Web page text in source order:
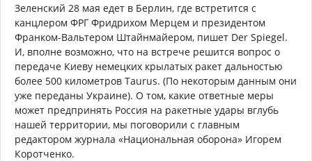
Зеленский 28 мая едет в Берлин, где встретится с
канцлером ФРГ Фридрихом Мерцем и президентом
Франком-Вальтером Штайнмайером, пишет Der Spiegel.
И, вполне возможно, что на встрече решится вопрос о
передаче Киеву немецких крылатых ракет дальностью
более 500 километров Taurus. (По некоторым данным они
уже переданы Украине). О том, какие ответные меры
может предпринять Россия на ракетные удары вглубь
нашей территории, мы поговорили с главным
редактором журнала «Национальная оборона» Игорем
Коротченко.